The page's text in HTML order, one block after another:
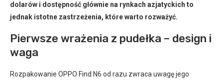
dolarów i dostępność głównie na rynkach azjatyckich to
jednak istotne zastrzeżenia, które warto rozważyć.
Pierwsze wrażenia z pudełka – design i
waga
Rozpakowanie OPPO Find N6 od razu zwraca uwagę jego